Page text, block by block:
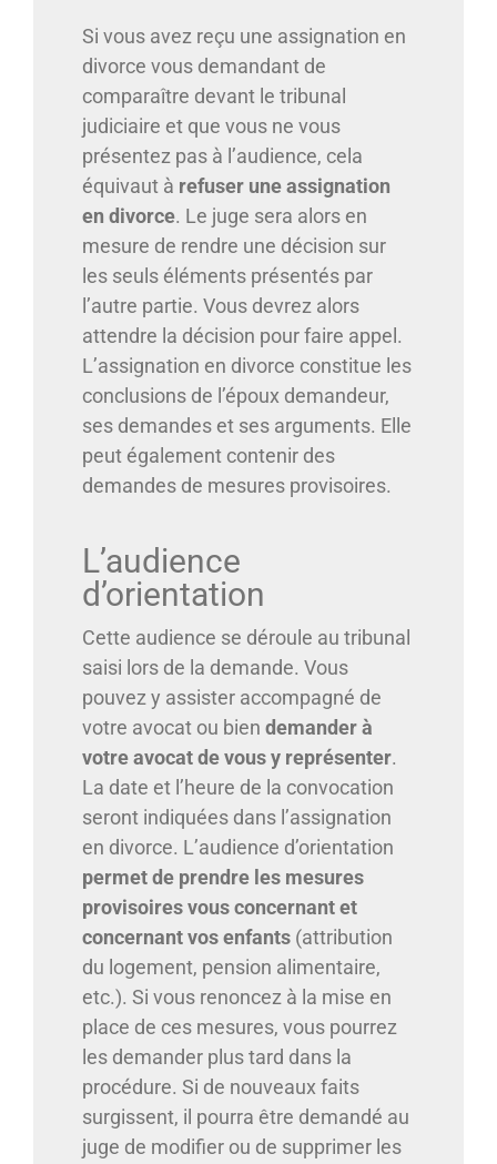
Si vous avez reçu une assignation en
divorce vous demandant de
comparaître devant le tribunal
judiciaire et que vous ne vous
présentez pas à l’audience, cela
équivaut à refuser une assignation
en divorce. Le juge sera alors en
mesure de rendre une décision sur
les seuls éléments présentés par
l’autre partie. Vous devrez alors
attendre la décision pour faire appel.
L’assignation en divorce constitue les
conclusions de l’époux demandeur,
ses demandes et ses arguments. Elle
peut également contenir des
demandes de mesures provisoires.
L’audience
d’orientation
Cette audience se déroule au tribunal
saisi lors de la demande. Vous
pouvez y assister accompagné de
votre avocat ou bien demander à
votre avocat de vous y représenter.
La date et l’heure de la convocation
seront indiquées dans l’assignation
en divorce. L’audience d’orientation
permet de prendre les mesures
provisoires vous concernant et
concernant vos enfants(attribution
du logement, pension alimentaire,
etc.). Si vous renoncez à la mise en
place de ces mesures, vous pourrez
les demander plus tard dans la
procédure. Si de nouveaux faits
surgissent, il pourra être demandé au
juge de modifier ou de supprimer les